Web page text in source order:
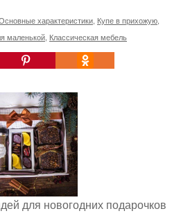
характеристики Купе в прихожую
маленькой Классическая мебель
для новогодних подарочков